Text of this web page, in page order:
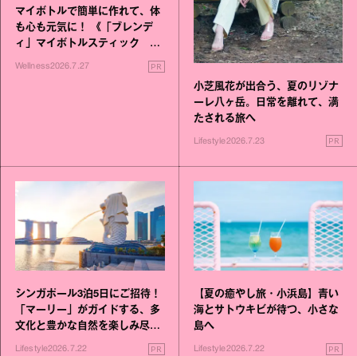
マイボトルで簡単に作れて、体
も心も元気に！ 《「ブレンデ
ィ」マイボトルスティック い
いこと毎日》シリーズが誕生
Wellness2026.7.27 PR
小芝風花が出合う、夏のリゾナ
ーレ八ヶ岳。日常を離れて、満
たされる旅へ
Lifestyle2026.7.23 PR
シンガポール3泊5日にご招待！
「マーリー」がガイドする、多
文化と豊かな自然を楽しみ尽く
Lifestyle2026.7.22 PR
【夏の癒やし旅・小浜島】青い
海とサトウキビが待つ、小さな
島へ
Lifestyle2026.7.22 PR